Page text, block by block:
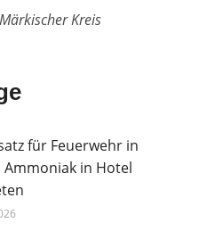
Kreis
für Feuerwehr in
Ammoniak in Hotel